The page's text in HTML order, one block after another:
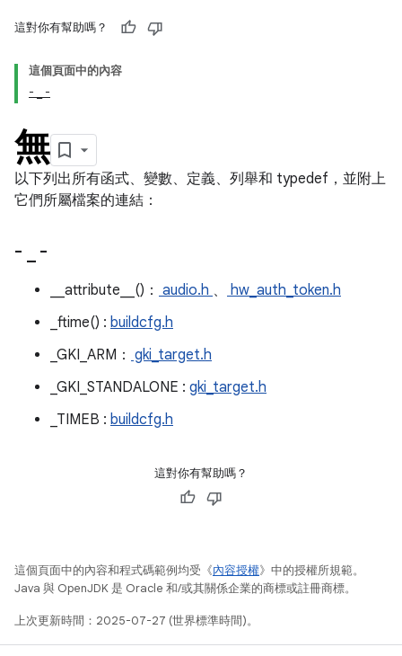
這對你有幫助嗎？
這個頁面中的內容
- _ -
無
以下列出所有函式、變數、定義、列舉和 typedef，並附上
它們所屬檔案的連結：
- -
__attribute__()： audio.h 、
hw_auth_token.h
_ftime() : buildcfg.h
_GKI_ARM： gki_target.h
_GKI_STANDALONE : gki_target.h
_TIMEB : buildcfg.h
這對你有幫助嗎？
這個頁面中的內容和程式碼範例均受《內容授權》中的授權所規範。
Java 與 OpenJDK 是 Oracle 和/或其關係企業的商標或註冊商標。
上次更新時間：2025-07-27 (世界標準時間)。